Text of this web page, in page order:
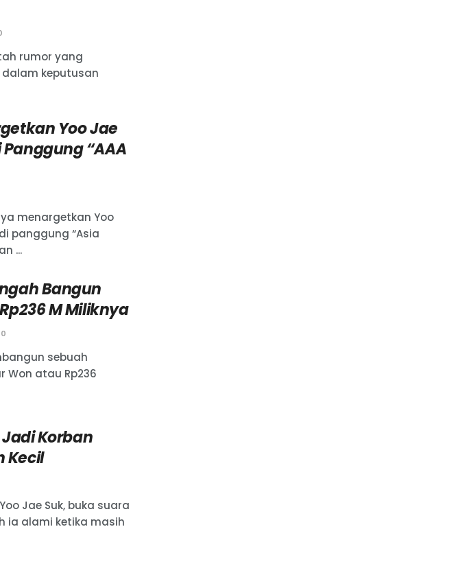
rumor yang
dalam keputusan
Yoo Jae
“AAA
menargetkan Yoo
panggung “Asia
...
Bangun
M Miliknya
0
sebuah
Won atau Rp236
Korban
Kecil
Jae Suk, buka suara
ia alami ketika masih